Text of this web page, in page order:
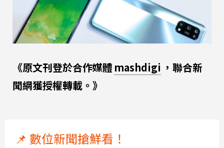
《原文刊登於合作媒體 mashdigi ，聯合新
聞網獲授權轉載。》
📌 數位新聞搶鮮看！